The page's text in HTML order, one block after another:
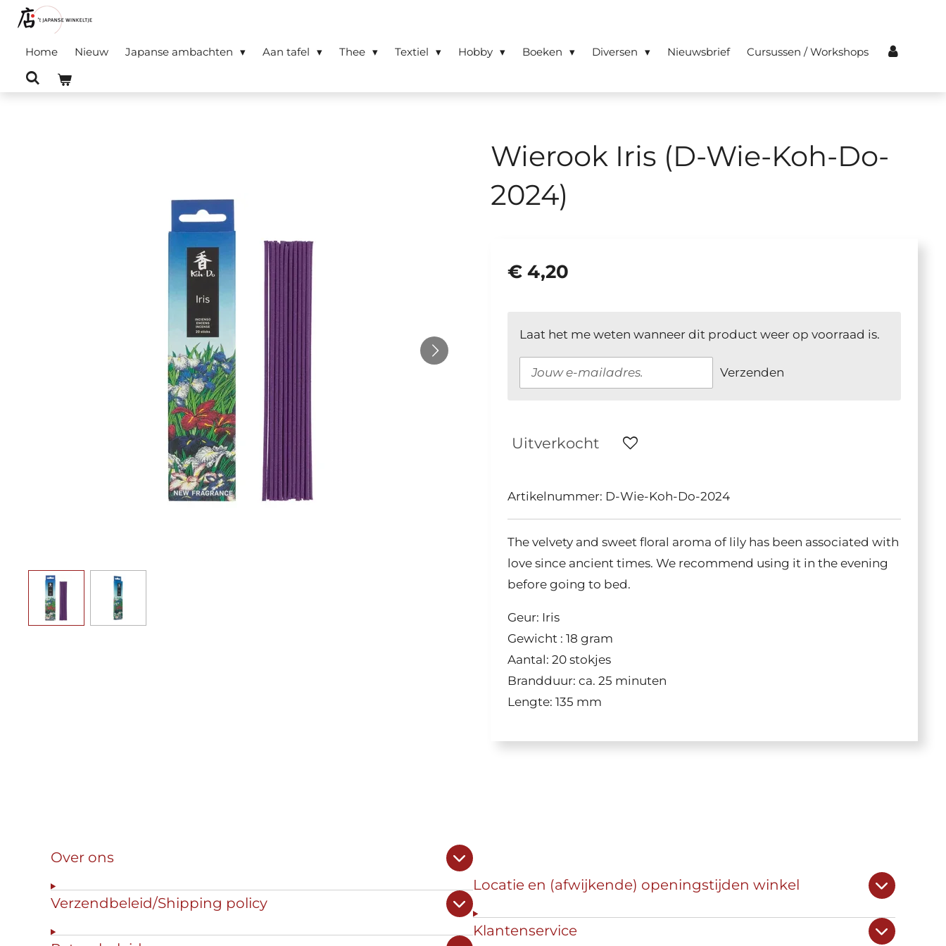
Ga
naar
Home Nieuw Japanse ambachten Aan tafel Thee Textiel Hobby Boeken Diversen Nieuwsbrief Cursussen / Workshops
Wierook Iris (D-Wie-Koh-Do-
2024)
€ 4,20
Laat het me weten wanneer dit product weer op voorraad is.
Verzenden
Uitverkocht
Artikelnummer: D-Wie-Koh-Do-2024
The velvety and sweet floral aroma of lily has been associated with
love since ancient times. We recommend using it in the evening
before going to bed.
Geur: Iris
Gewicht : 18 gram
Aantal: 20 stokjes
Brandduur: ca. 25 minuten
Lengte: 135 mm
Over ons
Verzendbeleid/Shipping policy
Locatie en (afwijkende) openingstijden winkel
Klantenservice